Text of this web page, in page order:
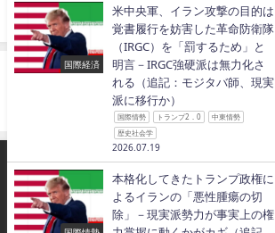
国際経済
米中央軍、イラン攻撃の目的は
覚書履行を妨害した革命防衛隊
（IRGC）を「罰するため」と
明言－IRGC強硬派は無力化さ
れる（追記：モジタバ師、現実
派に移行か）
国際情勢 トランプ2．0
中東情勢
歴史社会学
2026.07.19
本格化してきたトランプ政権に
よるイランの「悪性腫瘍の切
除」－現実派勢力が事実上の権